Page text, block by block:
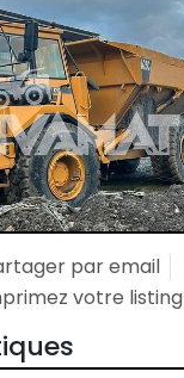
par email
votre listing